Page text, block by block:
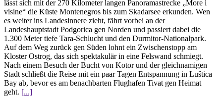
lässt sich mit der 270 Kilometer langen Panoramastrecke „More i
visine“ die Küste Montenegros bis zum Skadarsee erkunden. Wen
es weiter ins Landesinnere zieht, fährt vorbei an der
Landeshauptstadt Podgorica gen Norden und passiert dabei die
1.300 Meter tiefe Tara-Schlucht und den Durmitor-Nationalpark.
Auf dem Weg zurück gen Süden lohnt ein Zwischenstopp am
Kloster Ostrog, das sich spektakulär in eine Felswand schmiegt.
Nach einem Besuch der Bucht von Kotor und der gleichnamigen
Stadt schließt die Reise mit ein paar Tagen Entspannung in Luštica
Bay ab, bevor es am benachbarten Flughafen Tivat gen Heimat
geht. [...]